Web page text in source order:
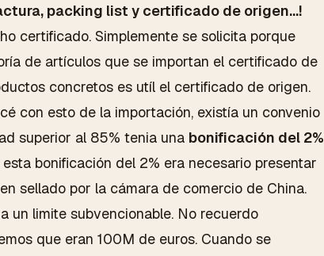
packing list y certificado de origen...!
certificado. Simplemente se solicita porque
de artículos que se importan el certificado de
concretos es utíl el certificado de origen.
con esto de la importación, existía un convenio
superior al 85% tenia una bonificación del 2%
bonificación del 2% era necesario presentar
sellado por la cámara de comercio de China.
un limite subvencionable. No recuerdo
que eran 100M de euros. Cuando se